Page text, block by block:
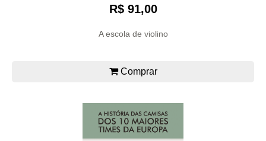
R$ 91,00
A escola de violino
Comprar